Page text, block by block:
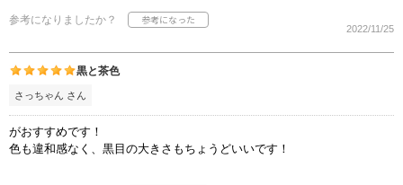
参考になりましたか？
2022/11/25
黒と茶色
さっちゃん さん
がおすすめです！
色も違和感なく、黒目の大きさもちょうどいいです！